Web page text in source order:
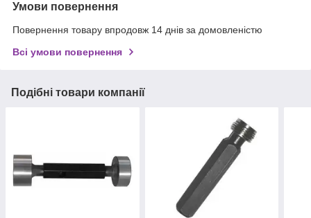
Умови повернення
Повернення товару впродовж 14 днів за домовленістю
Всі умови повернення
Подібні товари компанії